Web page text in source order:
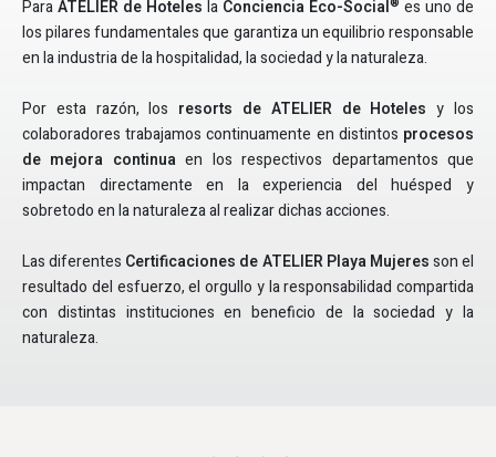
ParaATELIER de Hoteles la Conciencia Eco-Social
es uno de
los pilares fundamentales que garantiza un equilibrio responsable
en la industria de la hospitalidad, la sociedad y la naturaleza.
Por esta razón, los resorts de ATELIER de Hoteles y los
colaboradores trabajamos continuamente en distintos procesos
de mejora continuaen los respectivos departamentos que
impactan directamente en la experiencia del huésped y
sobretodo en la naturaleza al realizar dichas acciones.
Las diferentes Certificaciones de ATELIER Playa Mujeresson el
resultado del esfuerzo, el orgullo y la responsabilidad compartida
con distintas instituciones en beneficio de la sociedad y la
naturaleza.